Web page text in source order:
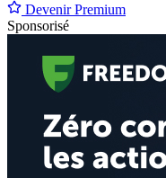
Devenir Premium
Sponsorisé